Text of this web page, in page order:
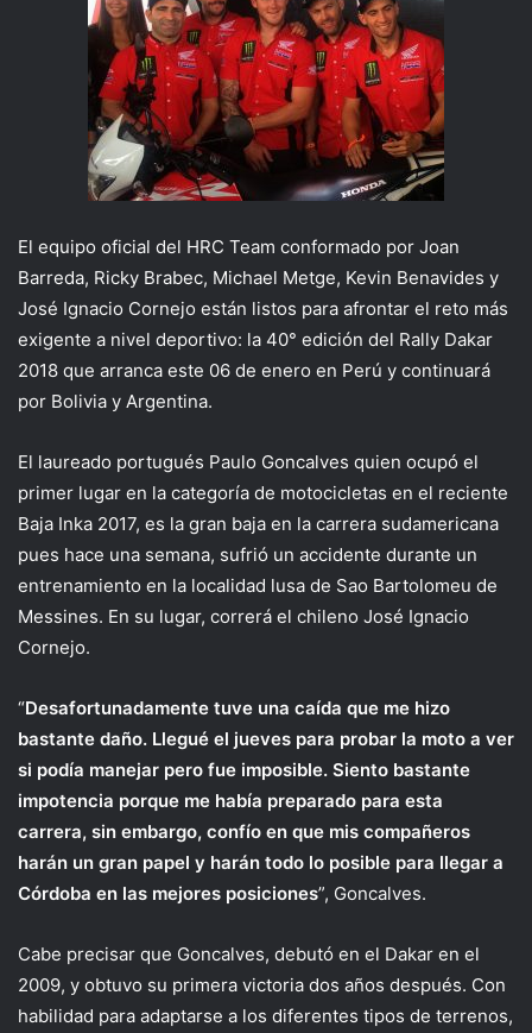
El equipo oficial del HRC Team conformado por Joan
Barreda, Ricky Brabec, Michael Metge, Kevin Benavides y
José Ignacio Cornejo están listos para afrontar el reto más
exigente a nivel deportivo: la 40° edición del Rally Dakar
2018 que arranca este 06 de enero en Perú y continuará
por Bolivia y Argentina.
El laureado portugués Paulo Goncalves quien ocupó el
primer lugar en la categoría de motocicletas en el reciente
Baja Inka 2017, es la gran baja en la carrera sudamericana
pues hace una semana, sufrió un accidente durante un
entrenamiento en la localidad lusa de Sao Bartolomeu de
Messines. En su lugar, correrá el chileno José Ignacio
Cornejo.
“Desafortunadamente tuve una caída que me hizo
bastante daño. Llegué el jueves para probar la moto a ver
si podía manejar pero fue imposible. Siento bastante
impotencia porque me había preparado para esta
carrera, sin embargo, confío en que mis compañeros
harán un gran papel y harán todo lo posible para llegar a
Córdoba en las mejores posiciones”, Goncalves.
Cabe precisar que Goncalves, debutó en el Dakar en el
2009, y obtuvo su primera victoria dos años después. Con
habilidad para adaptarse a los diferentes tipos de terrenos,